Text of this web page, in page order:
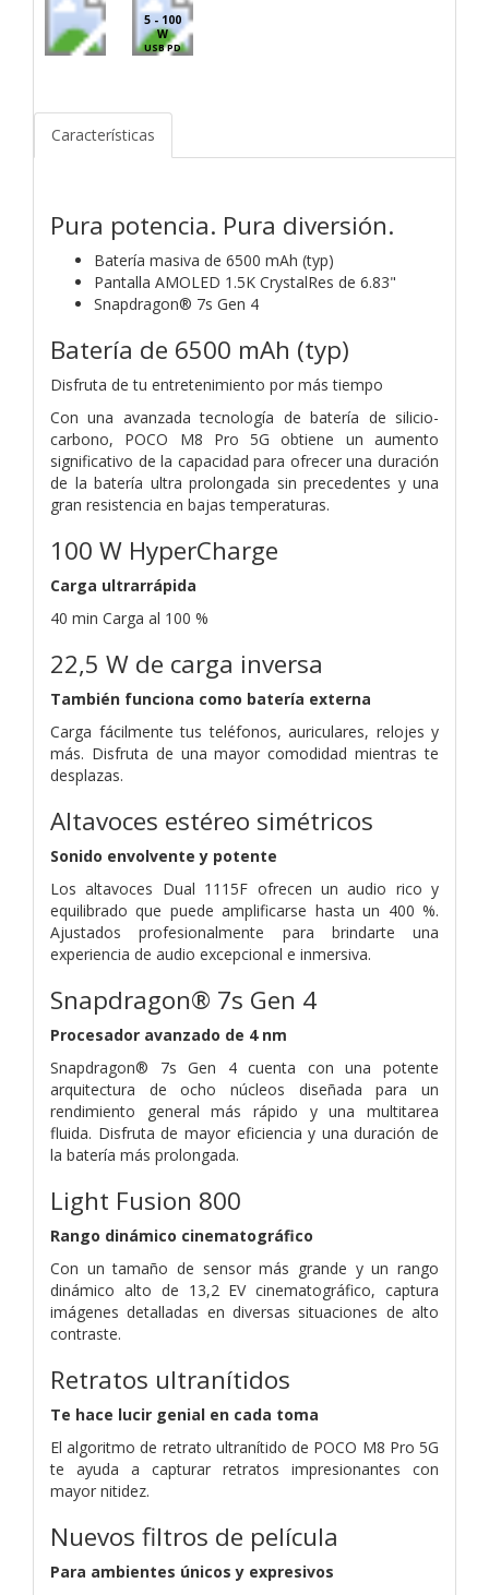
5 - 100
W
USB PD
Características
Pura potencia. Pura diversión.
Batería masiva de 6500 mAh (typ)
Pantalla AMOLED 1.5K CrystalRes de 6.83"
Snapdragon® 7s Gen 4
Batería de 6500 mAh (typ)
Disfruta de tu entretenimiento por más tiempo
Con una avanzada tecnología de batería de silicio-
carbono, POCO M8 Pro 5G obtiene un aumento
significativo de la capacidad para ofrecer una duración
de la batería ultra prolongada sin precedentes y una
gran resistencia en bajas temperaturas.
100 W HyperCharge
Carga ultrarrápida
40 min Carga al 100 %
22,5 W de carga inversa
También funciona como batería externa
Carga fácilmente tus teléfonos, auriculares, relojes y
más. Disfruta de una mayor comodidad mientras te
desplazas.
Altavoces estéreo simétricos
Sonido envolvente y potente
Los altavoces Dual 1115F ofrecen un audio rico y
equilibrado que puede amplificarse hasta un 400 %.
Ajustados profesionalmente para brindarte una
experiencia de audio excepcional e inmersiva.
Snapdragon® 7s Gen 4
Procesador avanzado de 4 nm
Snapdragon® 7s Gen 4 cuenta con una potente
arquitectura de ocho núcleos diseñada para un
rendimiento general más rápido y una multitarea
fluida. Disfruta de mayor eficiencia y una duración de
la batería más prolongada.
Light Fusion 800
Rango dinámico cinematográfico
Con un tamaño de sensor más grande y un rango
dinámico alto de 13,2 EV cinematográfico, captura
imágenes detalladas en diversas situaciones de alto
contraste.
Retratos ultranítidos
Te hace lucir genial en cada toma
El algoritmo de retrato ultranítido de POCO M8 Pro 5G
te ayuda a capturar retratos impresionantes con
mayor nitidez.
Nuevos filtros de película
Para ambientes únicos y expresivos